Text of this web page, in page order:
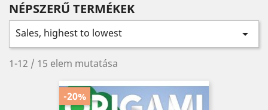
NÉPSZERŰ TERMÉKEK
Sales, highest to lowest 
1-12 / 15 elem mutatása
-20%